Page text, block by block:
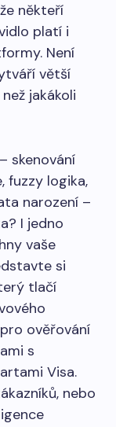
někteří
platí i
Není
větší
jakákoli
skenování
fuzzy logika,
narození –
I jedno
vaše
si
tlačí
ověřování
s
Visa.
nebo